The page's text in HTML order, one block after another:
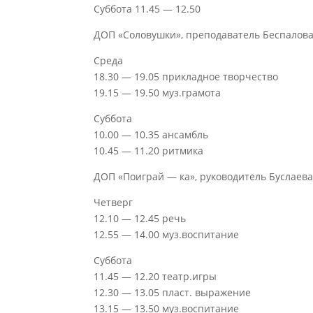
Суббота 11.45 — 12.50
ДОП «Соловушки», преподаватель
Среда
18.30 — 19.05 прикладное творчество
19.15 — 19.50 муз.грамота
Суббота
10.00 — 10.35 ансамбль
10.45 — 11.20 ритмика
ДОП «Поиграй — ка», руководитель
Четверг
12.10 — 12.45 речь
12.55 — 14.00 муз.воспитание
Суббота
11.45 — 12.20 театр.игры
12.30 — 13.05 пласт. выражение
13.15 — 13.50 муз.воспитание